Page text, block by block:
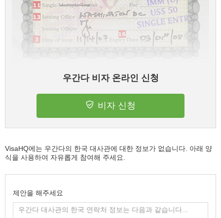
우간다 비자 온라인 신청
비자 신청
VisaHQ에는 우간다의 한국 대사관에 대한 정보가 없습니다. 아래 양
식을 사용하여 자유롭게 참여해 주세요.
제안을 해주세요